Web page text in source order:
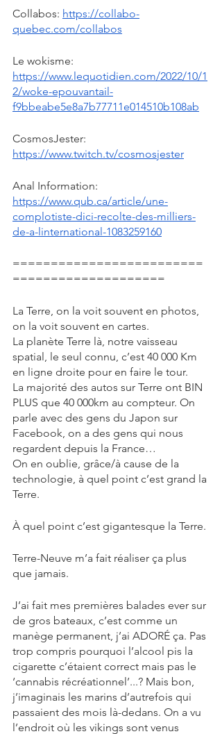
Collabos: https://collabo-
quebec.com/collabos
Le wokisme:
https://www.lequotidien.com/2022/10/1
2/woke-epouvantail-
f9bbeabe5e8a7b77711e014510b108ab
CosmosJester:
https://www.twitch.tv/cosmosjester
Anal Information:
https://www.qub.ca/article/une-
complotiste-dici-recolte-des-milliers-
de-a-linternational-1083259160
=========================
====================
La Terre, on la voit souvent en photos,
on la voit souvent en cartes.
La planète Terre là, notre vaisseau
spatial, le seul connu, c’est 40 000 Km
en ligne droite pour en faire le tour.
La majorité des autos sur Terre ont BIN
PLUS que 40 000km au compteur. On
parle avec des gens du Japon sur
Facebook, on a des gens qui nous
regardent depuis la France…
On en oublie, grâce/à cause de la
technologie, à quel point c’est grand la
Terre.
À quel point c’est gigantesque la Terre.
Terre-Neuve m’a fait réaliser ça plus
que jamais.
J’ai fait mes premières balades ever sur
de gros bateaux, c’est comme un
manège permanent, j’ai ADORÉ ça. Pas
trop compris pourquoi l’alcool pis la
cigarette c’étaient correct mais pas le
‘cannabis récréationnel’...? Mais bon,
j’imaginais les marins d’autrefois qui
passaient des mois là-dedans. On a vu
l’endroit où les vikings sont venus